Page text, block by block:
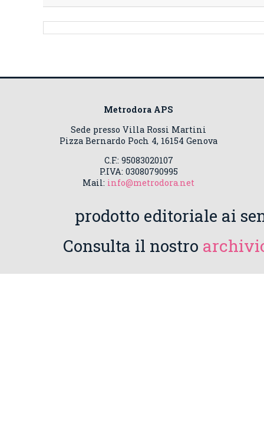
Metrodora APS
Sede presso Villa Rossi Martini
Pizza Bernardo Poch 4, 16154 Genova
C.F.: 95083020107
P.IVA: 03080790995
Mail: info@metrodora.net
prodotto editoriale ai
Consulta il nostro